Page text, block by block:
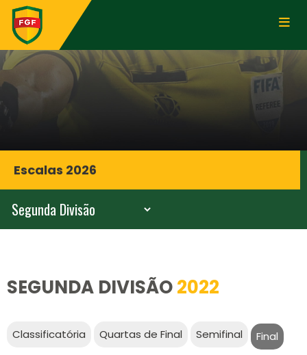
Escalas 2026
SEGUNDA DIVISÃO2022
Classificatória Quartas de Final Semifinal Final